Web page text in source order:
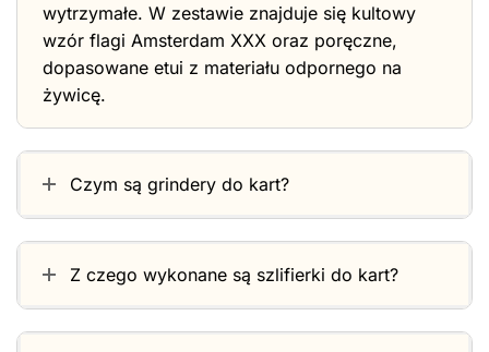
wytrzymałe. W zestawie znajduje się kultowy
wzór flagi Amsterdam XXX oraz poręczne,
dopasowane etui z materiału odpornego na
żywicę.
Czym są grindery do kart?
Z czego wykonane są szlifierki do kart?